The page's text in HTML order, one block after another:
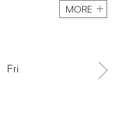
MORE
Fri